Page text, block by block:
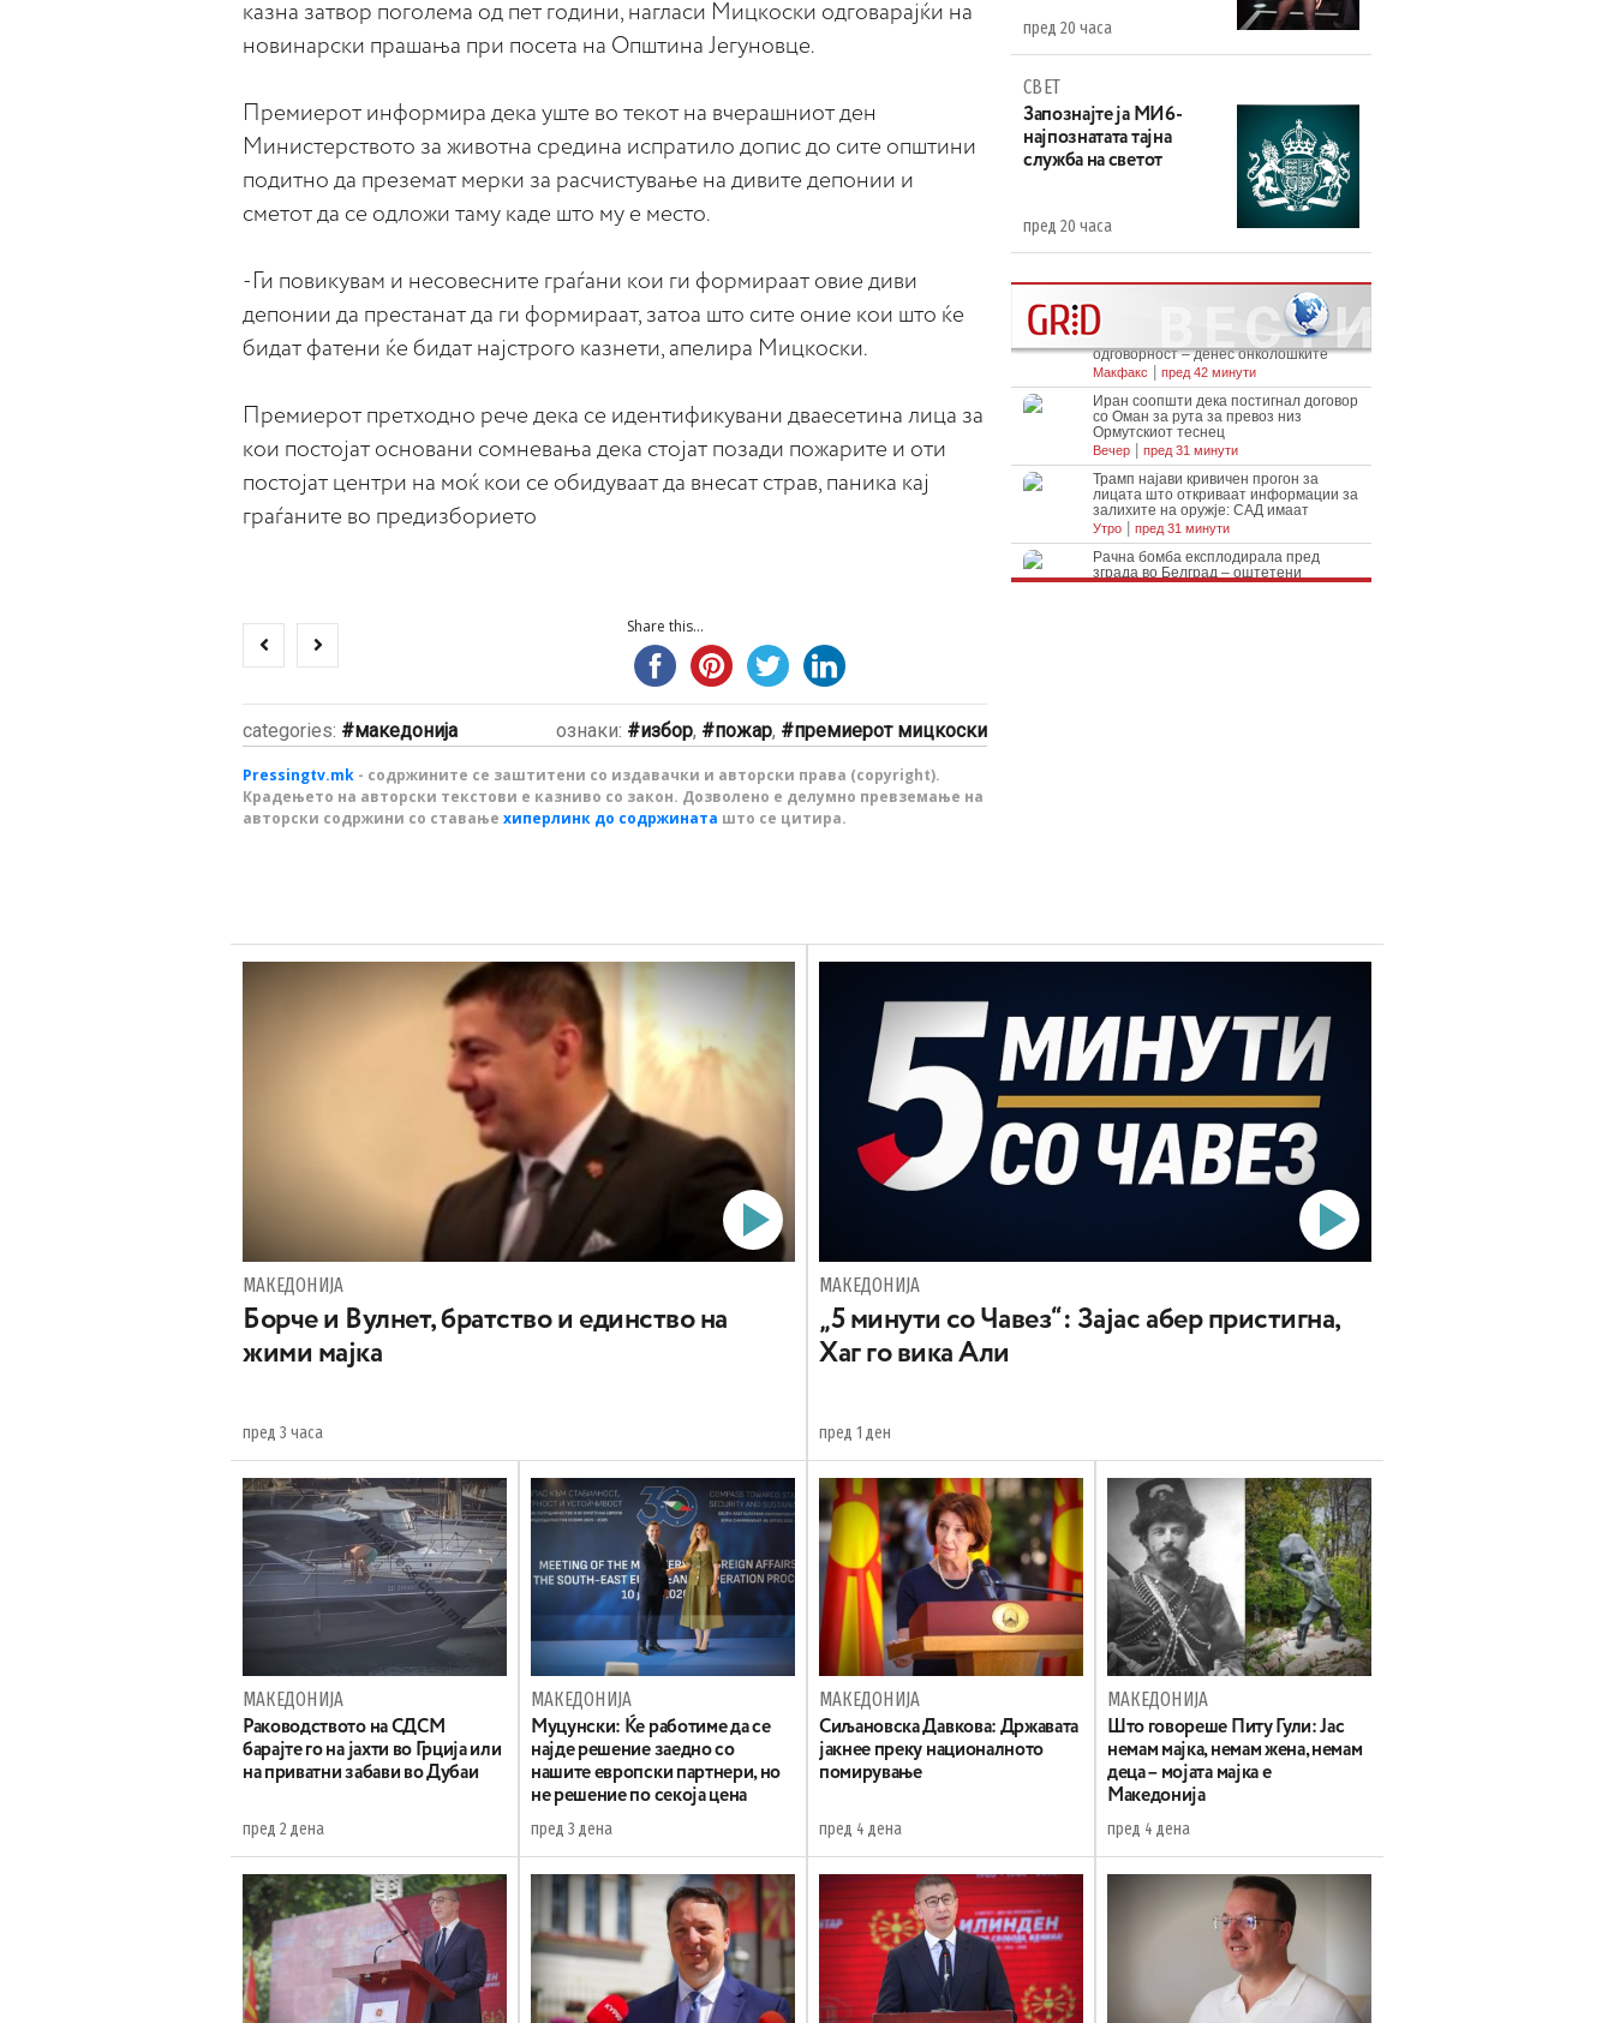
казна затвор поголема од пет години, нагласи Мицкоски одговарајќи на
новинарски прашања при посета на Општина Јегуновце.
Премиерот информира дека уште во текот на вчерашниот ден
Министерството за животна средина испратило допис до сите општини
подитно да преземат мерки за расчистување на дивите депонии и
сметот да се одложи таму каде што му е место.
-Ги повикувам и несовесните граѓани кои ги формираат овие диви
депонии да престанат да ги формираат, затоа што сите оние кои што ќе
бидат фатени ќе бидат најстрого казнети, апелира Мицкоски.
Премиерот претходно рече дека се идентификувани дваесетина лица за
кои постојат основани сомневања дека стојат позади пожарите и оти
постојат центри на моќ кои се обидуваат да внесат страв, паника кај
граѓаните во предизборието
Share this...
categories: македонија ознаки: избор, пожар, премиерот мицкоски
Pressingtv.mk - содржините се заштитени со издавачки и авторски права (copyright).
Крадењето на авторски текстови е казниво со закон. Дозволено е делумно превземање на
авторски содржини со ставање хиперлинк до содржината што се цитира.
пред 20 часа
СВЕТ
Запознајте ја МИ6-
најпознатата тајна
служба на светот
пред 20 часа
МАКЕДОНИЈА
Борче и Вулнет, братство и единство на
жими мајка
пред 3 часа
МАКЕДОНИЈА
„5 минути со Чавез“: Зајас абер пристигна,
Хаг го вика Али
пред 1 ден
МАКЕДОНИЈА
Раководството на СДСМ
барајте го на јахти во Грција или
на приватни забави во Дубаи
пред 2 дена
МАКЕДОНИЈА
Муцунски: Ќе работиме да се
најде решение заедно со
нашите европски партнери, но
не решение по секоја цена
пред 3 дена
МАКЕДОНИЈА
Сиљановска Давкова: Државата
јакнее преку националното
помирување
пред 4 дена
МАКЕДОНИЈА
Што говореше Питу Гули: Јас
немам мајка, немам жена, немам
деца – мојата мајка е
Македонија
пред 4 дена